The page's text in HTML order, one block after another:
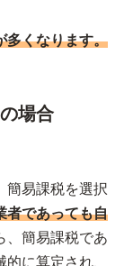
多くなります。
場合
簡易課税を選択
者であっても自
、簡易課税であ
に算定され、